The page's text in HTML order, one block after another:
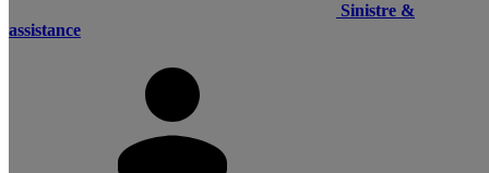
Sinistre &
assistance